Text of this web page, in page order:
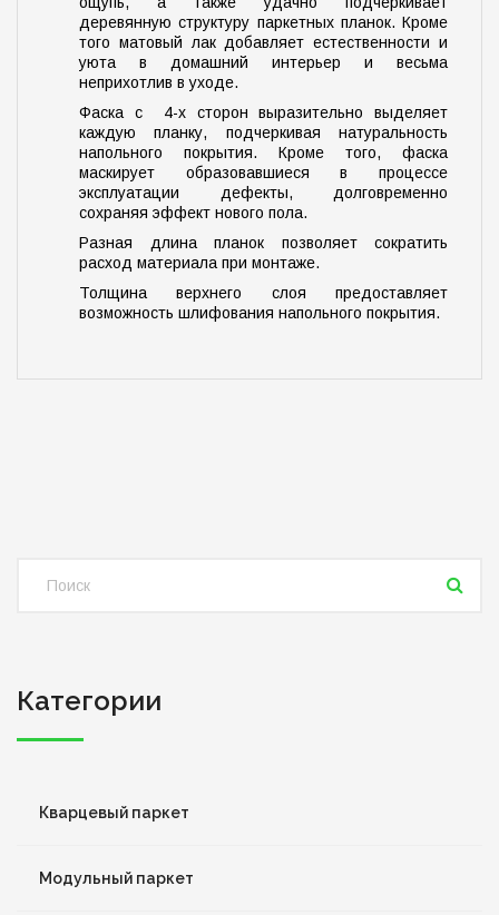
деревянную структуру паркетных планок. Кроме
того матовый лак добавляет естественности и
уюта в домашний интерьер и весьма
неприхотлив в уходе.
Фаска с 4-х сторон выразительно выделяет
каждую планку, подчеркивая натуральность
напольного покрытия. Кроме того, фаска
маскирует образовавшиеся в процессе
эксплуатации дефекты, долговременно
сохраняя эффект нового пола.
Разная длина планок позволяет сократить
расход материала при монтаже.
Толщина верхнего слоя предоставляет
возможность шлифования напольного покрытия.
Категории
Кварцевый паркет
Модульный паркет